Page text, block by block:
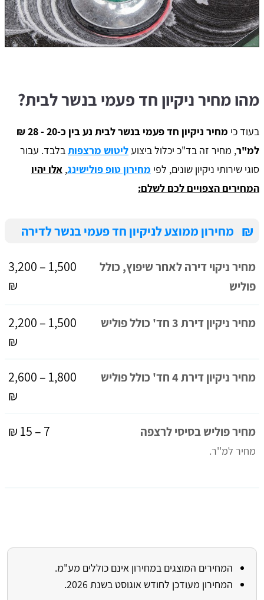
מהו מחיר ניקיון חד פעמי בנשר לבית?
בעוד כי
מחיר ניקיון חד פעמי בנשר לבית נע בין כ-20 - 28 ₪
למ"ר, מחיר זה בד"כ יכלול ביצועליטוש מרצפותבלבד. עבור
סוגי שירותי ניקיון שונים, לפי מחירון טופ פולישינג, אלו יהיו
המחירים הצפויים לכם לשלם:
₪ מחירון ממוצע לניקיון חד פעמי בנשר לדירה
מחיר ניקוי דירה לאחר שיפוץ, כולל
פוליש
1,500 – 3,200
₪
מחיר ניקיון דירת 3 חד' כולל פוליש
1,500 – 2,200
₪
מחיר ניקיון דירת 4 חד' כולל פוליש
1,800 – 2,600
₪
מחיר פוליש בסיסי לרצפה
מחיר למ''ר.
7 – 15 ₪
המחירים המוצגים במחירון אינם כוללים מע"מ.
המחירון מעודכן לחודש אוגוסט בשנת 2026.